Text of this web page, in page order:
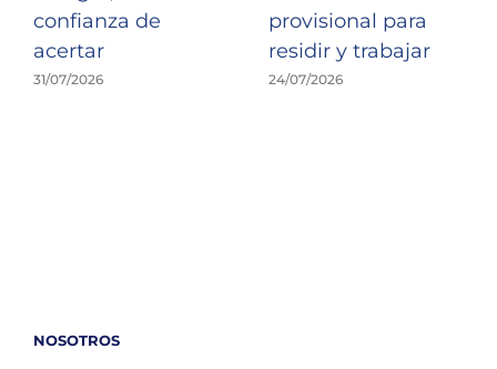
confianza de
acertar
31/07/2026
provisional para
residir y trabajar
24/07/2026
NOSOTROS